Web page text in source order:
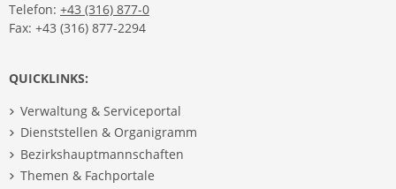
Telefon: +43 (316) 877-0
Fax: +43 (316) 877-2294
QUICKLINKS:
Verwaltung & Serviceportal
Dienststellen & Organigramm
Bezirkshauptmannschaften
Themen & Fachportale